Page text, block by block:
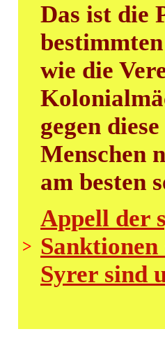
Das ist die
wie die
gegen
Menschen
am besten
>
Appell der
Syrer sind